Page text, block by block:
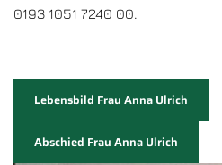
0193 1051 7240 00.
Lebensbild Frau Anna Ulrich
Abschied Frau Anna Ulrich